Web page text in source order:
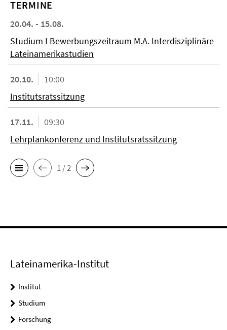
TERMINE
20.04. - 15.08.
Studium I Bewerbungszeitraum M.A. Interdisziplinäre
Lateinamerikastudien
20.10.
10:00
Institutsratssitzung
17.11.
09:30
Lehrplankonferenz und Institutsratssitzung
1 / 2
Lateinamerika-Institut
Institut
Studium
Forschung